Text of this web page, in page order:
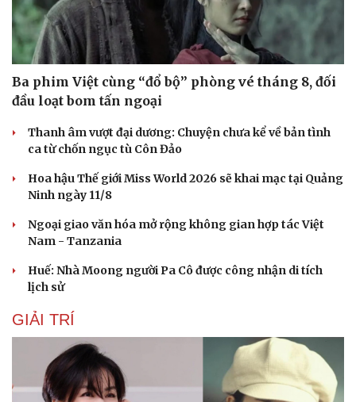
Văn học
Âm nhạc
Di sản
Thời trang
Sao Việt
Ba phim Việt cùng “đổ bộ” phòng vé tháng 8, đối
đầu loạt bom tấn ngoại
Thanh âm vượt đại dương: Chuyện chưa kể về bản tình
ca từ chốn ngục tù Côn Đảo
Hoa hậu Thế giới Miss World 2026 sẽ khai mạc tại Quảng
Ninh ngày 11/8
Ngoại giao văn hóa mở rộng không gian hợp tác Việt
Nam - Tanzania
Huế: Nhà Moong người Pa Cô được công nhận di tích
lịch sử
GIẢI TRÍ